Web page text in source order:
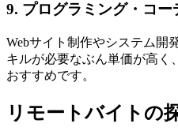
9. プログラミング・コー
Webサイト制作やシステム開
キルが必要なぶん単価が高く
おすすめです。
リモートバイトの